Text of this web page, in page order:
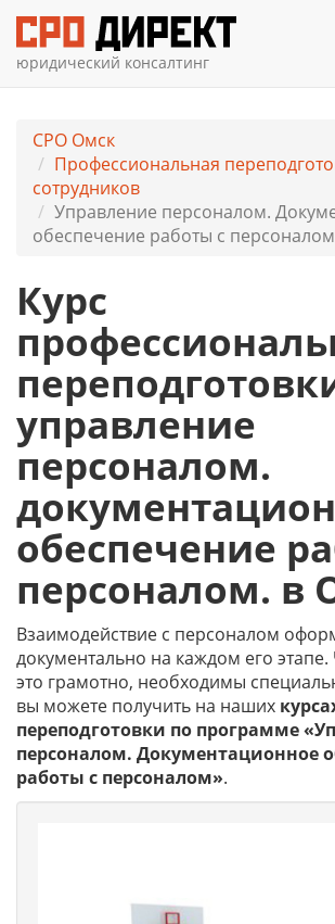
юридический консалтинг
СРО Омск
Профессиональная
сотрудников
Управление персоналом.
обеспечение работы с
Курс
управление
персоналом.
обеспечение
персоналом. в
Взаимодействие с персоналом
документально на каждом его этапе.
это грамотно, необходимы
вы можете получить на наших
переподготовки по программе
персоналом. Документационное
работы с персоналом».